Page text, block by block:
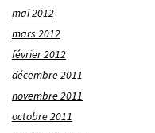
mai 2012
mars 2012
février 2012
décembre 2011
novembre 2011
octobre 2011